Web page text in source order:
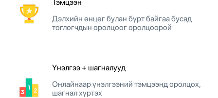
Тэмцээн
Дэлхийн өнцөг булан бүрт байгаа бусад
тоглогчдын оролцоог оролцоорой
Үнэлгээ + шагналууд
Онлайнаар үнэлгээний тэмцээнд оролцох,
шагнал хүртэх